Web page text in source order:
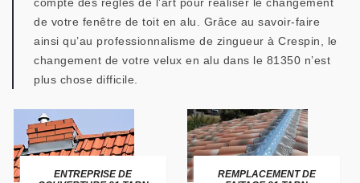
de votre fenêtre de toit en alu. Grâce au savoir-faire
ainsi qu’au professionnalisme de zingueur à Crespin, le
changement de votre velux en alu dans le 81350 n’est
plus chose difficile.
ENTREPRISE DE
REMPLACEMENT DE